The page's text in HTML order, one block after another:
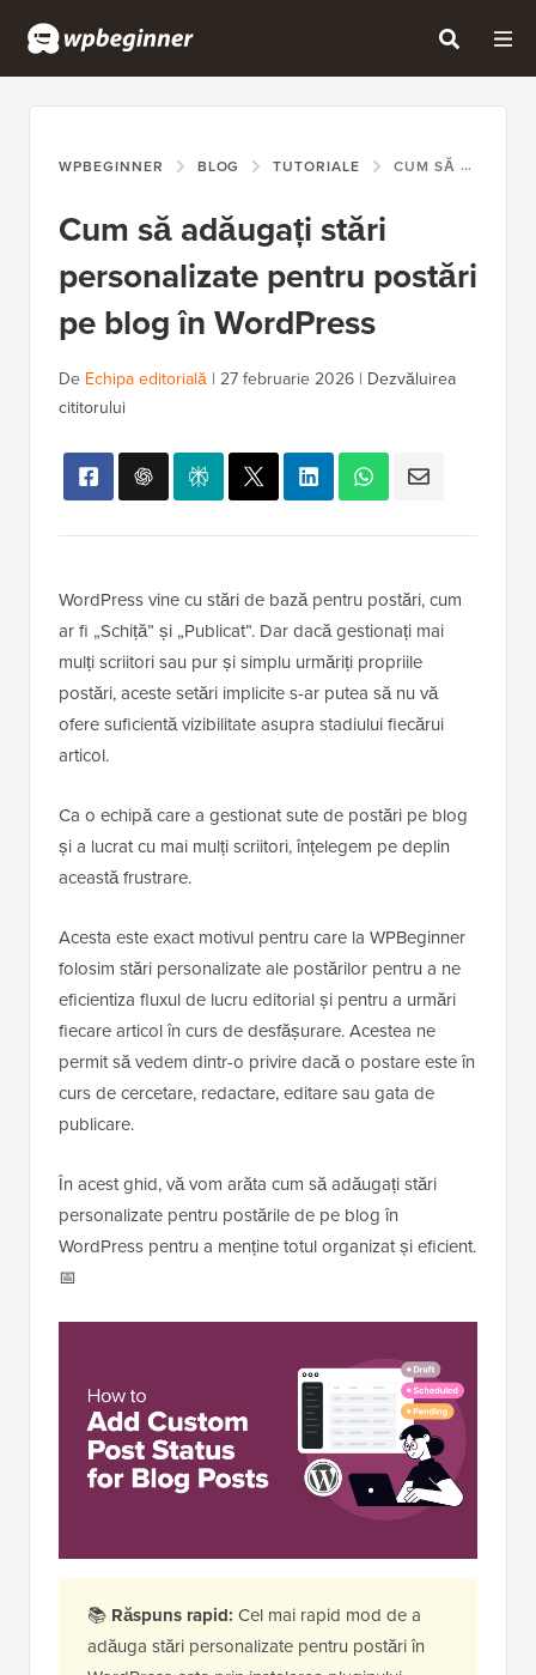
WPBEGINNER BLOG TUTORIALE CUM SĂ ADĂUGAȚI STĂRI PERSONALIZATE PENTRU POSTĂRI PE BLOG ÎN WORDPRESS
Cum să adăugați stări
personalizate pentru postări
pe blog în WordPress
De Echipa editorială | 27 februarie 2026 | Dezvăluirea
cititorului
WordPress vine cu stări de bază pentru postări, cum
ar fi „Schiță” și „Publicat”. Dar dacă gestionați mai
mulți scriitori sau pur și simplu urmăriți propriile
postări, aceste setări implicite s-ar putea să nu vă
ofere suficientă vizibilitate asupra stadiului fiecărui
articol.
Ca o echipă care a gestionat sute de postări pe blog
și a lucrat cu mai mulți scriitori, înțelegem pe deplin
această frustrare.
Acesta este exact motivul pentru care la WPBeginner
folosim stări personalizate ale postărilor pentru a ne
eficientiza fluxul de lucru editorial și pentru a urmări
fiecare articol în curs de desfășurare. Acestea ne
permit să vedem dintr-o privire dacă o postare este în
curs de cercetare, redactare, editare sau gata de
publicare.
În acest ghid, vă vom arăta cum să adăugați stări
personalizate pentru postările de pe blog în
WordPress pentru a menține totul organizat și eficient.
📅
📚 Răspuns rapid: Cel mai rapid mod de a
adăuga stări personalizate pentru postări în